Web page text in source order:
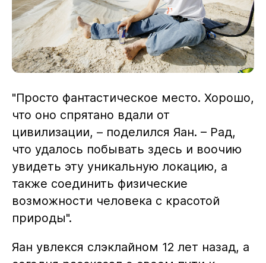
"Просто фантастическое место. Хорошо,
что оно спрятано вдали от
цивилизации, – поделился Яан. – Рад,
что удалось побывать здесь и воочию
увидеть эту уникальную локацию, а
также соединить физические
возможности человека с красотой
природы".
Яан увлекся слэклайном 12 лет назад, а